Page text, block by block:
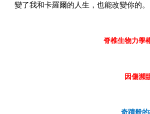
變了我和卡羅爾的人生，也能改變你的。
脊椎生物力學
因傷瀕
奇蹟般